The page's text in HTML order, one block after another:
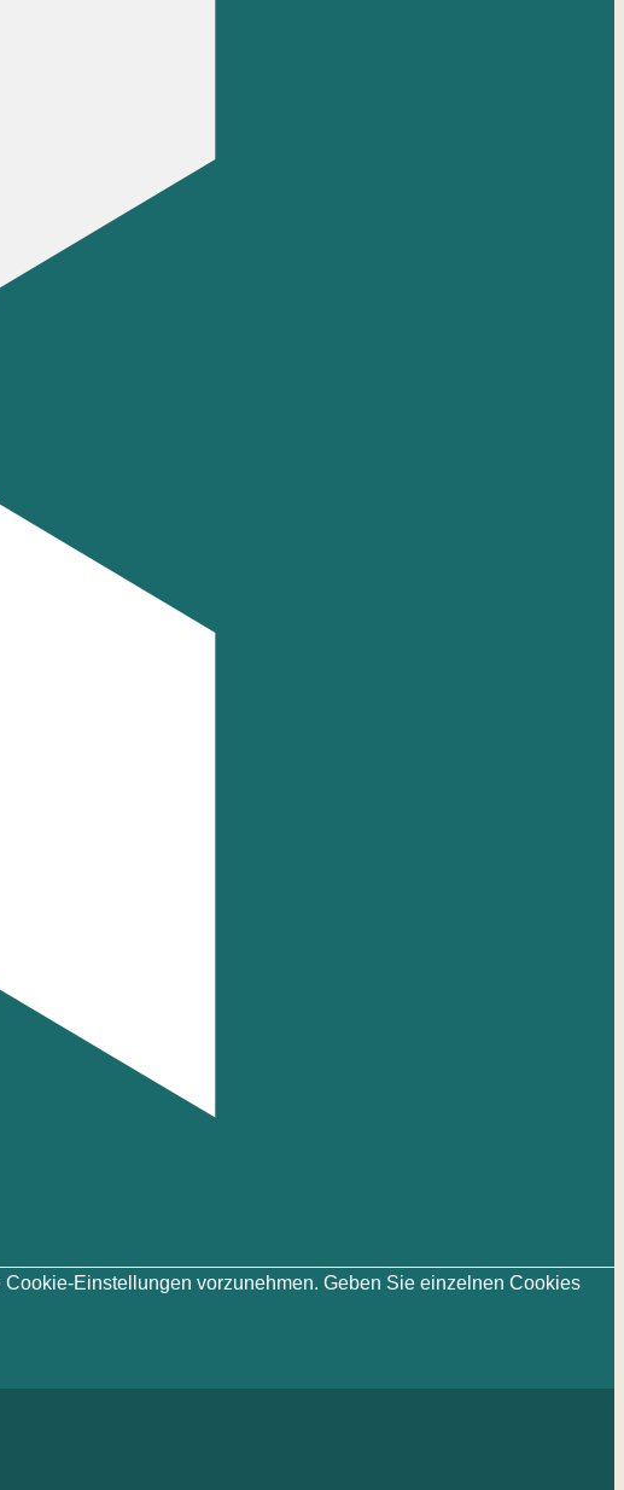
Einstellungen vorzunehmen. Geben Sie einzelnen Cookies